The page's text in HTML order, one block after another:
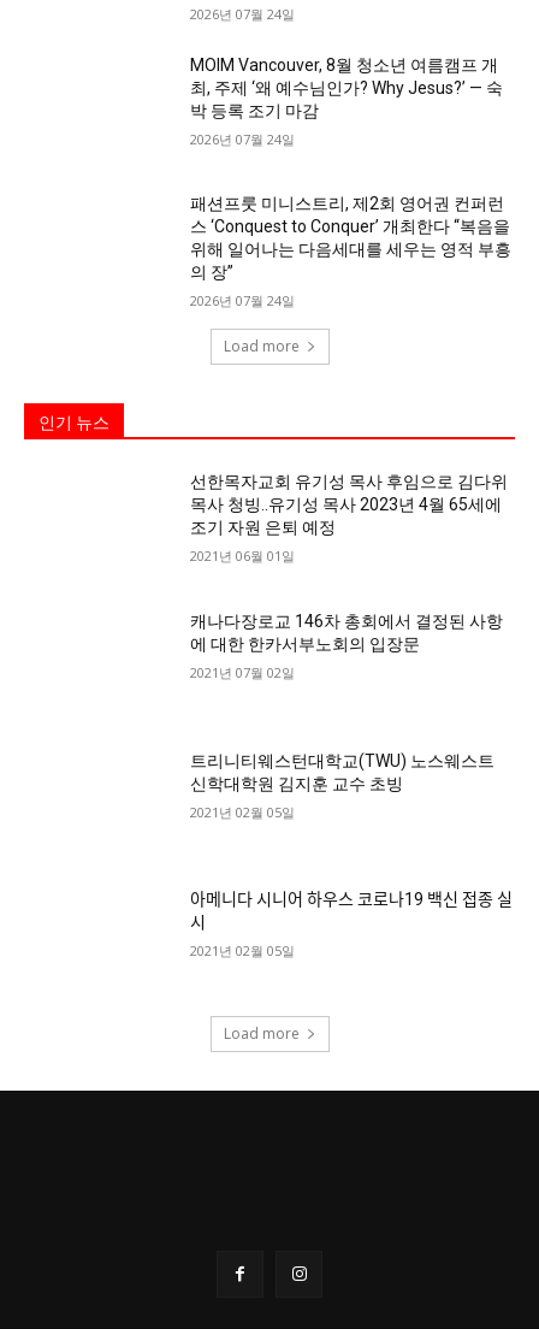
2026년 07월 24일
MOIM Vancouver, 8월 청소년 여름캠프 개
최, 주제 ‘왜 예수님인가? Why Jesus?’ — 숙
박 등록 조기 마감
2026년 07월 24일
패션프룻 미니스트리, 제2회 영어권 컨퍼런
스 ‘Conquest to Conquer’ 개최한다 “복음을
위해 일어나는 다음세대를 세우는 영적 부흥
의 장”
2026년 07월 24일
Load more
인기 뉴스
선한목자교회 유기성 목사 후임으로 김다위
목사 청빙..유기성 목사 2023년 4월 65세에
조기 자원 은퇴 예정
2021년 06월 01일
캐나다장로교 146차 총회에서 결정된 사항
에 대한 한카서부노회의 입장문
2021년 07월 02일
트리니티웨스턴대학교(TWU) 노스웨스트
신학대학원 김지훈 교수 초빙
2021년 02월 05일
아메니다 시니어 하우스 코로나19 백신 접종 실
시
2021년 02월 05일
Load more